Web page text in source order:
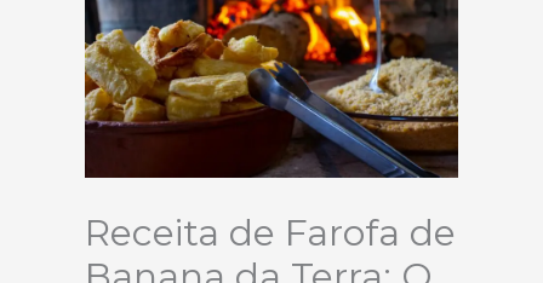
Receita de Farofa de